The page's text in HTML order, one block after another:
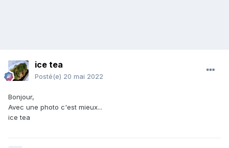
ice tea
Posté(e) 20 mai 2022
Bonjour,
Avec une photo c'est mieux...
ice tea